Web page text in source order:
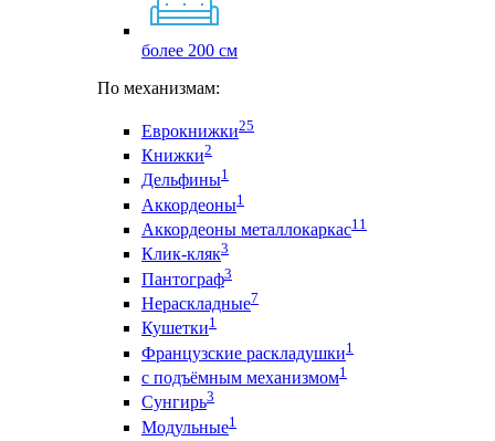
более 200 см
По механизмам:
Еврокнижки25
Книжки2
Дельфины1
Аккордеоны1
Аккордеоны металлокаркас11
Клик-кляк3
Пантограф3
Нераскладные7
Кушетки1
Французские раскладушки1
с подъёмным механизмом1
Сунгирь3
Модульные1